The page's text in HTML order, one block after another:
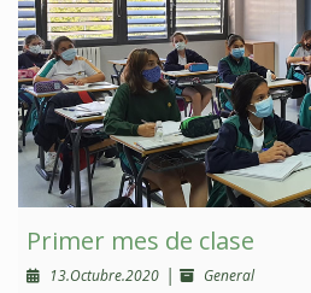
Primer mes de clase
13.Octubre.2020 | General